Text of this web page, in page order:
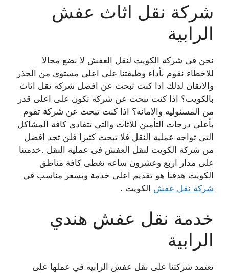
شركة نقل اثاث عفش
الرابية
نحن فى شركة الكويت لنقل العفش لا نضع مجالا
للاخطاء نقوم بأداء وظيفتنا على اعلى مستوى من الحذر
والاتقان لذلك اذا كنت تبحث عن افضل شركة نقل اثاث
بالكويت؟ اذا كنت تبحث عن شركة تكون على اعلى قدر
من المسئوليه والامانه؟ اذا كنت تبحث عن شركة تقوم
بأعلى درجات التأمين للاثاث والتى تتفادى كافة المشاكل
التى تواجه عملية النقل فلا تبحث كثيرا فلن تجد افضل
من شركة الكويت لنقل العفش فى عملية النقل .خدمتنا
على مدار اربع وعشرون ساعة نغطى كافة مناطق
الكويت هدفنا هو تقديم اعلى خدمة وبسعر مناسب في
شركة نقل عفش الكويت .
خدمة نقل عفش هندي
الرابية
تعتمد شركتنا على نقل عفش الرابية في عملها على